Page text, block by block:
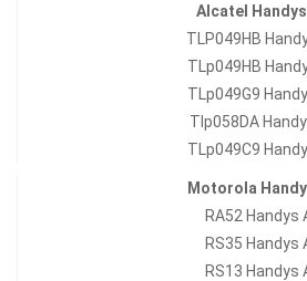
Alcatel
TLP049HB
TLp049HB
TLp049G9
Tlp058DA
TLp049C9
Motorola
RA52 Handys
RS35 Handys
RS13 Handys